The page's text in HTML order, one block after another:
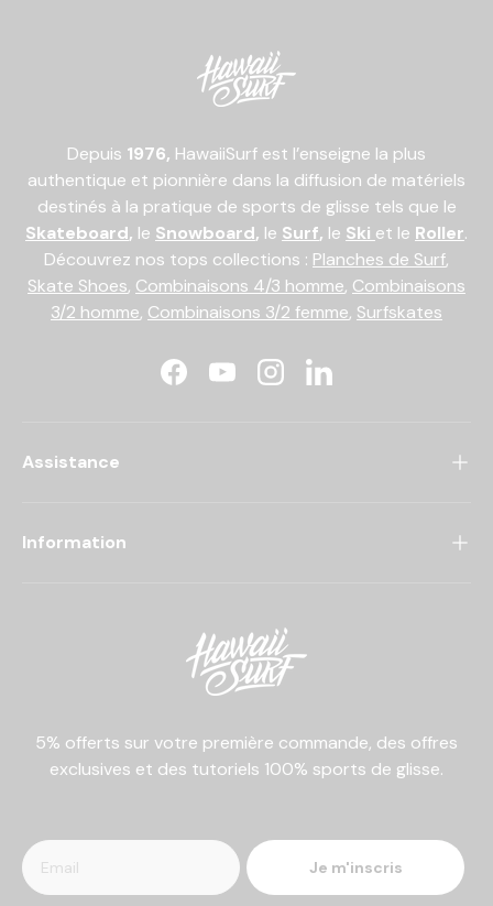
Depuis 1976, HawaiiSurf est l’enseigne la plus
authentique et pionnière dans la diffusion de matériels
destinés à la pratique de sports de glisse tels que le
Skateboard, le Snowboard, le Surf, le Ski et le Roller.
Découvrez nos tops collections : Planches de Surf,
Skate Shoes, Combinaisons 4/3 homme, Combinaisons
3/2 homme, Combinaisons 3/2 femme, Surfskates
FacebookYouTubeInstagramLinkedIn
Assistance
Information
5% offerts sur votre première commande, des offres
exclusives et des tutoriels 100% sports de glisse.
Je m'inscris